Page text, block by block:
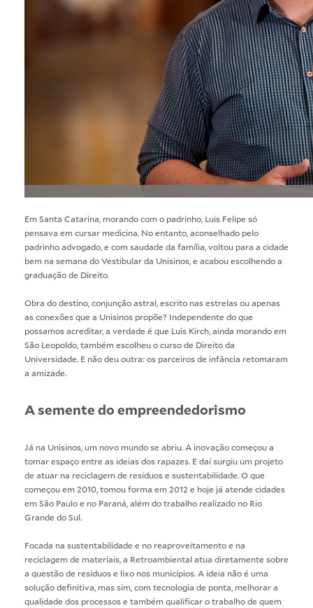
Em Santa Catarina, morando com o padrinho, Luis Felipe só
pensava em cursar medicina. No entanto, aconselhado pelo
padrinho advogado, e com saudade da família, voltou para a cidade
bem na semana do Vestibular da Unisinos, e acabou escolhendo a
graduação de Direito.
Obra do destino, conjunção astral, escrito nas estrelas ou apenas
as conexões que a Unisinos propõe? Independente do que
possamos acreditar, a verdade é que Luis Kirch, ainda morando em
São Leopoldo, também escolheu o curso de Direito da
Universidade. E não deu outra: os parceiros de infância retomaram
a amizade.
A semente do empreendedorismo
Já na Unisinos, um novo mundo se abriu. A inovação começou a
tomar espaço entre as ideias dos rapazes. E daí surgiu um projeto
de atuar na reciclagem de resíduos e sustentabilidade. O que
começou em 2010, tomou forma em 2012 e hoje já atende cidades
em São Paulo e no Paraná, além do trabalho realizado no Rio
Grande do Sul.
Focada na sustentabilidade e no reaproveitamento e na
reciclagem de materiais, a Retroambiental atua diretamente sobre
a questão de resíduos e lixo nos municípios. A ideia não é uma
solução definitiva, mas sim, com tecnologia de ponta, melhorar a
qualidade dos processos e também qualificar o trabalho de quem